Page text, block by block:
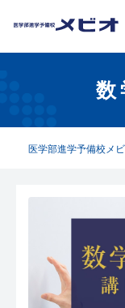
数
医学部進学予備校メ